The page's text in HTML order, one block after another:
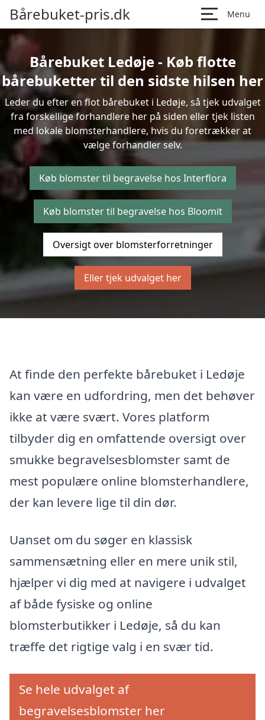
Bårebuket-pris.dk Menu
Bårebuket Ledøje - Køb flotte
bårebuketter til den sidste hilsen her
Leder du efter en flot bårebuket i Ledøje, så tjek udvalget
fra forskellige forhandlere her på siden eller tjek listen
med lokale blomsterhandlere, hvis du foretrækker at
vælge forhandler selv.
Køb blomster til begravelse hos Interflora
Køb blomster til begravelse hos Bloomit
Oversigt over blomsterforretninger
Eller tjek udvalget her
At finde den perfekte bårebuket i Ledøje
kan være en udfordring, men det behøver
ikke at være svært. Vores platform
tilbyder dig en omfattende oversigt over
smukke begravelsesblomster samt de
mest populære online blomsterhandlere,
der kan levere lige til din dør.
Uanset om du søger en klassisk
sammensætning eller en mere unik stil,
hjælper vi dig med at navigere i udvalget
af både fysiske og online
blomsterbutikker i Ledøje, så du kan
træffe det rigtige valg i en svær tid.
Se hele udvalget af
begravelsesblomster her